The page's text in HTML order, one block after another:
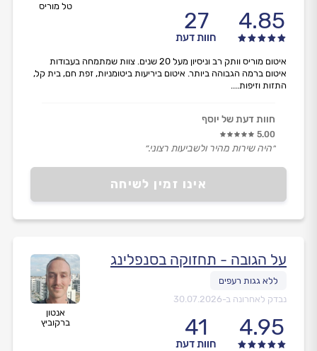
טל מוריס
4.85
27
חוות דעת
אינו זמין לשיחה
איטום מוריס וותק רב וניסיון מעל 20 שנים. צוות שמתמחה בעבודות
איטום ברמה הגבוהה ביותר. איטום ביריעות ביטומניות, זפת חם, בית קל,
התזות וזיפות....
חוות דעת של יוסף
5.00
״היה שירות מהיר ולשביעות רצוני.״
אנטון
ברקוביץ
על הגובה - תחזוקה בסנפלינג
נבדק לאחרונה ב-30.07.2026
4.95
41
חוות דעת